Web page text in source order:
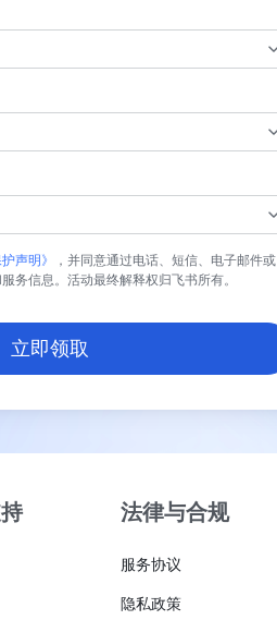
声明》
，并同意通过电话、短信、电子邮件或
务信息。活动最终解释权归飞书所有。
立即领取
法律与合规
服务协议
隐私政策